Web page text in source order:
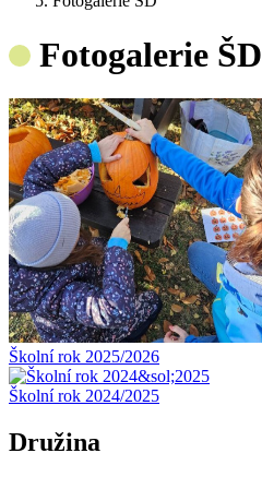
Fotogalerie ŠD
Školní rok 2025/2026
Školní rok 2024/2025
Družina